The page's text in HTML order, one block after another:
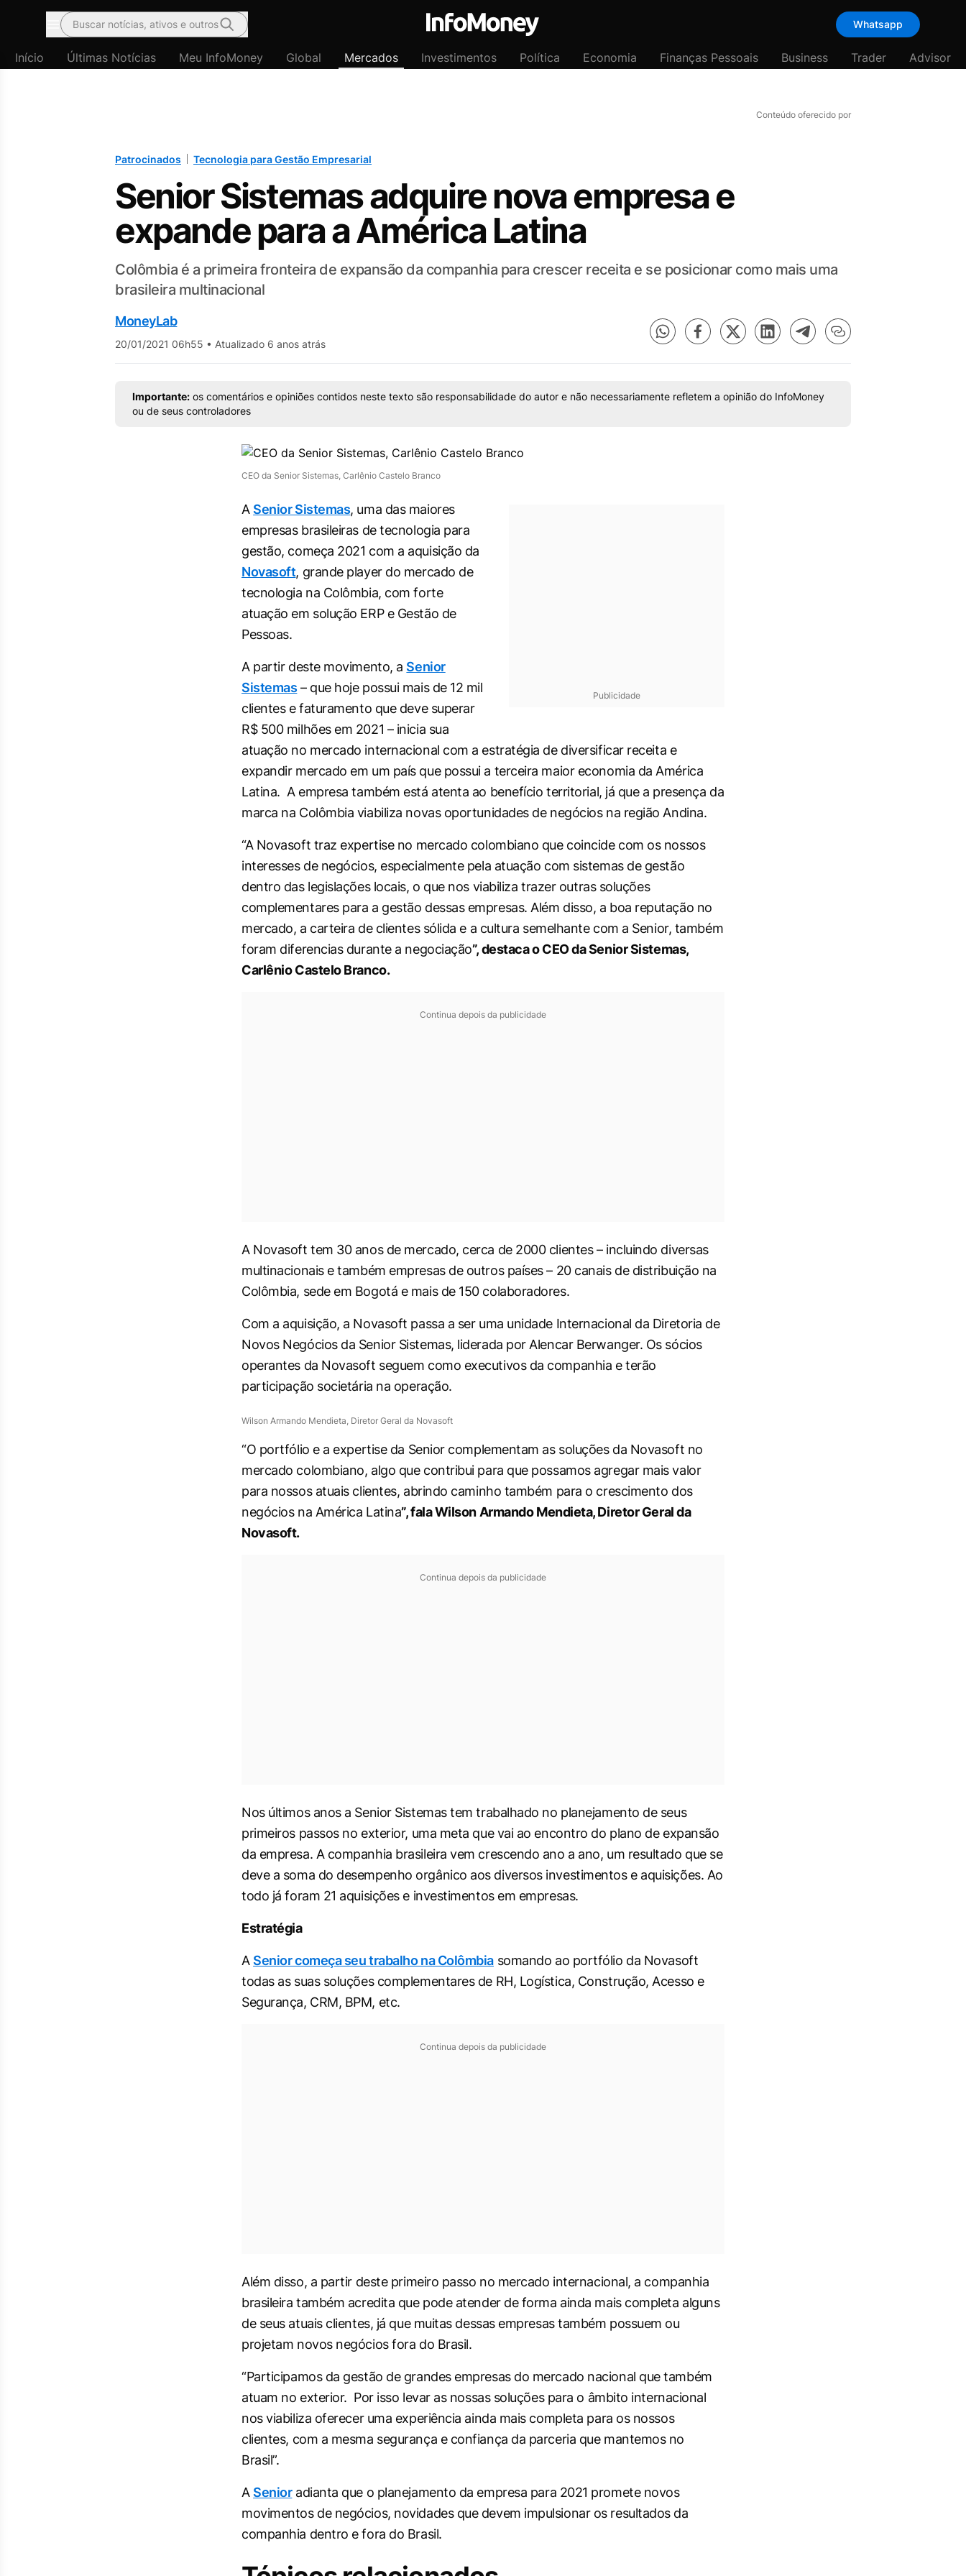
Menu
Buscar notícias, ativos e outros Whatsapp
Início Últimas Notícias Meu InfoMoney Global Mercados Investimentos Política Economia Finanças Pessoais Business Trader Advisor
Conteúdo oferecido por
Patrocinados Tecnologia para Gestão Empresarial
Senior Sistemas adquire nova empresa e
expande para a América Latina
Colômbia é a primeira fronteira de expansão da companhia para crescer receita e se posicionar como mais uma
brasileira multinacional
MoneyLab
20/01/2021 06h55 • Atualizado 6 anos atrás
Importante: os comentários e opiniões contidos neste texto são responsabilidade do autor e não necessariamente refletem a opinião do InfoMoney
ou de seus controladores
CEO da Senior Sistemas, Carlênio Castelo Branco
Publicidade
ASenior Sistemas, uma das maiores
empresas brasileiras de tecnologia para
gestão, começa 2021 com a aquisição da
Novasoft, grande player do mercado de
tecnologia na Colômbia, com forte
atuação em solução ERP e Gestão de
Pessoas.
A partir deste movimento, aSenior
Sistemas – que hoje possui mais de 12 mil
clientes e faturamento que deve superar
R$ 500 milhões em 2021 – inicia sua
atuação no mercado internacional com a estratégia de diversificar receita e
expandir mercado em um país que possui a terceira maior economia da América
Latina. A empresa também está atenta ao benefício territorial, já que a presença da
marca na Colômbia viabiliza novas oportunidades de negócios na região Andina.
“A Novasoft traz expertise no mercado colombiano que coincide com os nossos
interesses de negócios, especialmente pela atuação com sistemas de gestão
dentro das legislações locais, o que nos viabiliza trazer outras soluções
complementares para a gestão dessas empresas. Além disso, a boa reputação no
mercado, a carteira de clientes sólida e a cultura semelhante com a Senior, também
foram diferencias durante a negociação”, destaca o CEO da Senior Sistemas,
Carlênio Castelo Branco.
Continua depois da publicidade
A Novasoft tem 30 anos de mercado, cerca de 2000 clientes – incluindo diversas
multinacionais e também empresas de outros países – 20 canais de distribuição na
Colômbia, sede em Bogotá e mais de 150 colaboradores.
Com a aquisição, a Novasoft passa a ser uma unidade Internacional da Diretoria de
Novos Negócios da Senior Sistemas, liderada por Alencar Berwanger. Os sócios
operantes da Novasoft seguem como executivos da companhia e terão
participação societária na operação.
Wilson Armando Mendieta, Diretor Geral da Novasoft
“O portfólio e a expertise da Senior complementam as soluções da Novasoft no
mercado colombiano, algo que contribui para que possamos agregar mais valor
para nossos atuais clientes, abrindo caminho também para o crescimento dos
negócios na América Latina”, fala Wilson Armando Mendieta, Diretor Geral da
Novasoft.
Continua depois da publicidade
Nos últimos anos a Senior Sistemas tem trabalhado no planejamento de seus
primeiros passos no exterior, uma meta que vai ao encontro do plano de expansão
da empresa. A companhia brasileira vem crescendo ano a ano, um resultado que se
deve a soma do desempenho orgânico aos diversos investimentos e aquisições. Ao
todo já foram 21 aquisições e investimentos em empresas.
Estratégia
ASenior começa seu trabalho na Colômbia somando ao portfólio da Novasoft
todas as suas soluções complementares de RH, Logística, Construção, Acesso e
Segurança, CRM, BPM, etc.
Continua depois da publicidade
Além disso, a partir deste primeiro passo no mercado internacional, a companhia
brasileira também acredita que pode atender de forma ainda mais completa alguns
de seus atuais clientes, já que muitas dessas empresas também possuem ou
projetam novos negócios fora do Brasil.
“Participamos da gestão de grandes empresas do mercado nacional que também
atuam no exterior. Por isso levar as nossas soluções para o âmbito internacional
nos viabiliza oferecer uma experiência ainda mais completa para os nossos
clientes, com a mesma segurança e confiança da parceria que mantemos no
Brasil”.
ASenioradianta que o planejamento da empresa para 2021 promete novos
movimentos de negócios, novidades que devem impulsionar os resultados da
companhia dentro e fora do Brasil.